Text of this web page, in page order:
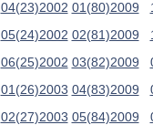
04(23)2002
05(24)2002
06(25)2002
01(26)2003
02(27)2003
01(80)2009
02(81)2009
03(82)2009
04(83)2009
05(84)2009